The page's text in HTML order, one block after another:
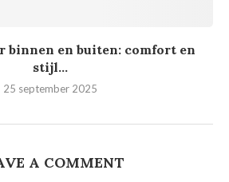
binnen en buiten: comfort en
stijl...
25 september 2025
A COMMENT